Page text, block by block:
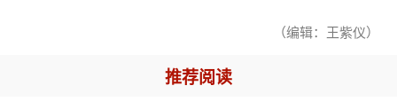
（编辑：王紫仪）
推荐阅读